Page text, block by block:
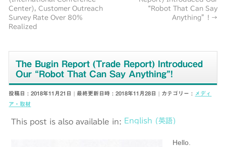
Center), Customer Outreach
Survey Rate Over 80%
Realized
“Robot That Can Say
Anything”! →
The Bugin Report (Trade Report) Introduced
Our “Robot That Can Say Anything”!
投稿日 : 2018年11月21日 最終更新日時 : 2018年11月28日 カテゴリー :
メディ
ア・取材
This post is also available in: English (英語)
Hello.